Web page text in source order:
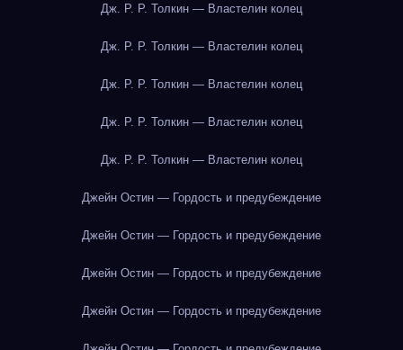
Дж. Р. Р. Толкин — Властелин колец
Дж. Р. Р. Толкин — Властелин колец
Дж. Р. Р. Толкин — Властелин колец
Дж. Р. Р. Толкин — Властелин колец
Дж. Р. Р. Толкин — Властелин колец
Джейн Остин — Гордость и предубеждение
Джейн Остин — Гордость и предубеждение
Джейн Остин — Гордость и предубеждение
Джейн Остин — Гордость и предубеждение